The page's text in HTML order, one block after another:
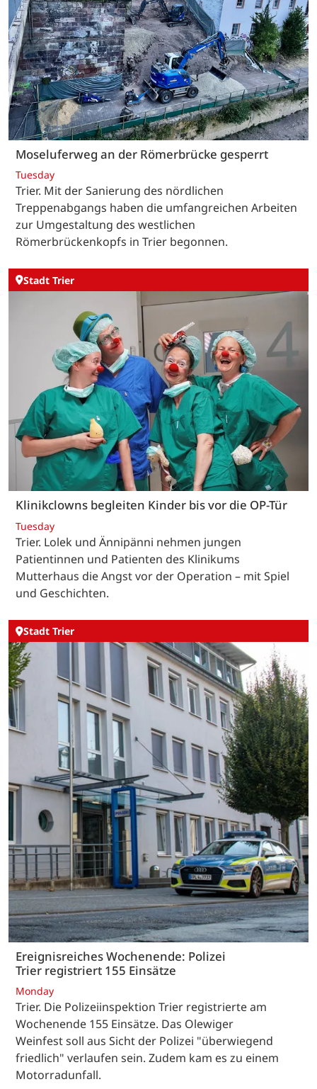
Moseluferweg an der Römerbrücke gesperrt
Tuesday
Trier. Mit der Sanierung des nördlichen
Treppenabgangs haben die umfangreichen Arbeiten
zur Umgestaltung des westlichen
Römerbrückenkopfs in Trier begonnen.
Stadt Trier
Klinikclowns begleiten Kinder bis vor die OP-Tür
Tuesday
Trier. Lolek und Ännipänni nehmen jungen
Patientinnen und Patienten des Klinikums
Mutterhaus die Angst vor der Operation – mit Spiel
und Geschichten.
Stadt Trier
Ereignisreiches Wochenende: Polizei
Trier registriert 155 Einsätze
Monday
Trier. Die Polizeiinspektion Trier registrierte am
Wochenende 155 Einsätze. Das Olewiger
Weinfest soll aus Sicht der Polizei "überwiegend
friedlich" verlaufen sein. Zudem kam es zu einem
Motorradunfall.